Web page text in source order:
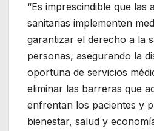
“Es imprescindible que las
sanitarias implementen
garantizar el derecho a la
personas, asegurando la
oportuna de servicios
eliminar las barreras que
enfrentan los pacientes y
bienestar, salud y